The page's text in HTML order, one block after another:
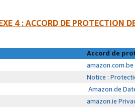
4 : ACCORD DE PROTECTION
Accord de
Notice :
Amazon.de
amazon.ie